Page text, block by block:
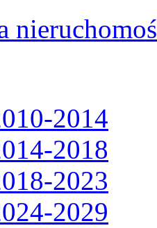
2014
2018
2023
2029